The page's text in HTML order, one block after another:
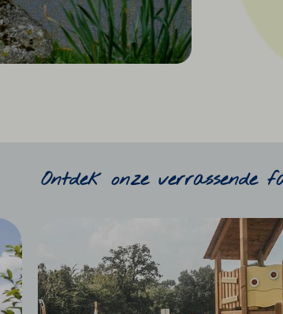
Ontdek onze verrassende